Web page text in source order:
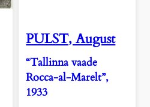
PULST, August
“Tallinna vaade
Rocca-al-Marelt”,
1933